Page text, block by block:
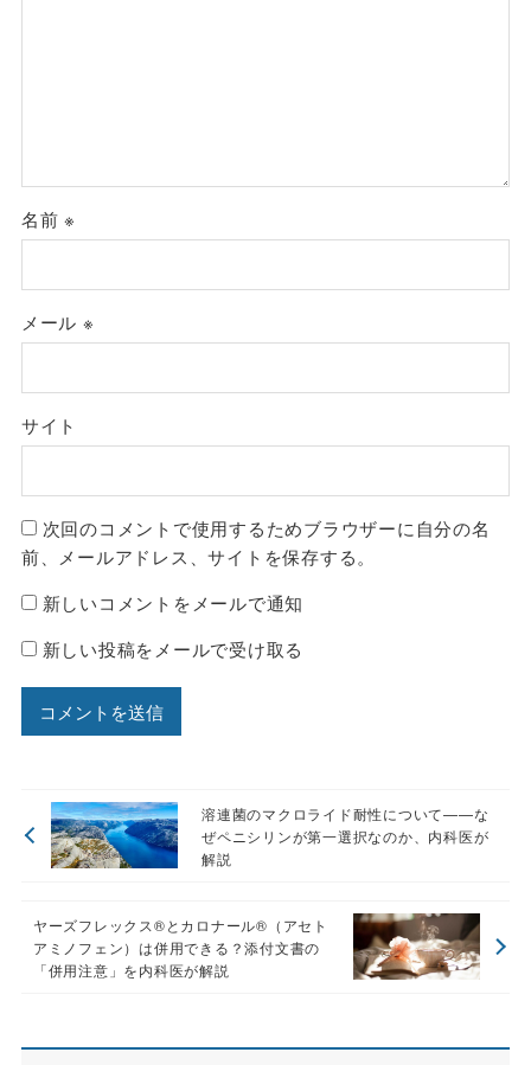
名前※
メール ※
サイト
次回のコメントで使用するためブラウザーに自分の名
前、メールアドレス、サイトを保存する。
新しいコメントをメールで通知
新しい投稿をメールで受け取る
溶連菌のマクロライド耐性について——な
ぜペニシリンが第一選択なのか、内科医が
解説
ヤーズフレックス®とカロナール®（アセト
アミノフェン）は併用できる？添付文書の
「併用注意」を内科医が解説